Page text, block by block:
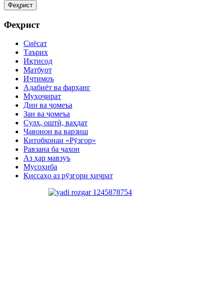
Феҳрист
Феҳрист
Сиёсат
Таърих
Иқтисод
Матбуот
Иҷтимоъ
Адабиёт ва фарҳанг
Муҳоҷират
Дин ва ҷомеъа
Зан ва ҷомеъа
Сулҳ, оштӣ, ваҳдат
Ҷавонон ва варзиш
Китобхонаи «Рӯзгор»
Равзана ба ҷахон
Аз ҳар мавзуъ
Мусоҳиба
Қиссаҳо аз рӯзгори ҳиҷрат